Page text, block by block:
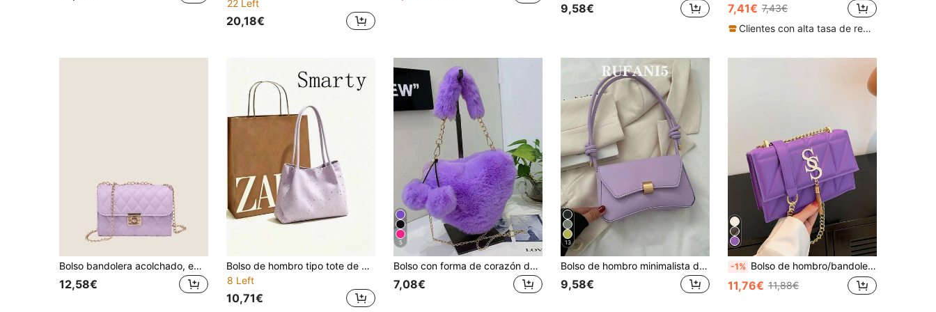
22 Left
20,18€
9,58€ 7,41€ 7,43€
Clientes con alta tasa de repetición
Bolso bandolera acolchado, embrague de cadena de moda, bolso de hombro, bolso cuadrado, bolso de mano
12,58€
Bolso de hombro tipo tote de gran capacidad, estilo coreano 2026, diseño casual de nicho versátil y de moda
8 Left
10,71€
5
Bolso con forma de corazón de peluche, bolso de hombro con cadena lindo y elegante con forma de corazón de peluche para mujer, monedero y bolso de hombro suave, regalo del Día de San Valentín, accesorios decorativos de fiesta y vacaciones, cartera con forma de corazón a la moda, perfecta para combinar con el vestido del Día de San Valentín
7,08€
13
Bolso de hombro minimalista de diseño baguette de color liso y vintage para mujeres, regalo de San Valentín
9,58€
-1% Bolso de hombro/bandolera de mujer con solapa acolchada a cuadros y conector de metal, decorado con borla y letra S de metal, versátil para ir de compras, bolso cuadrado pequeño
11,76€ 11,88€